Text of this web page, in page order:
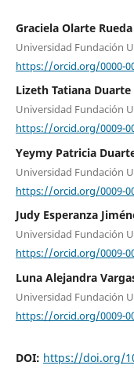
Graciela Olarte Rueda
Universidad Fundación
https://orcid.org/0000-
Lizeth Tatiana Duarte
Universidad Fundación
https://orcid.org/0009-
Yeymy Patricia
Universidad Fundación
https://orcid.org/0009-
Judy Esperanza
Universidad Fundación
https://orcid.org/0009-
Luna Alejandra
Universidad Fundación
https://orcid.org/0009-
DOI: https://doi.org/